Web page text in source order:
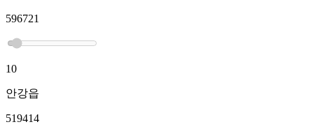
596721
10
안강읍
519414